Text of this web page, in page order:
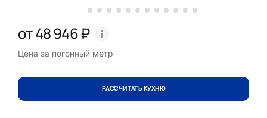
от 48 946 ₽
Цена за погонный метр
РАССЧИТАТЬ КУХНЮ